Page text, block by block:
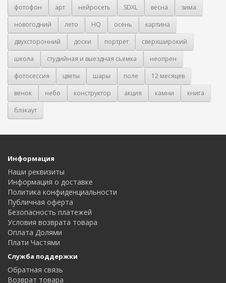
фотофон арт нейросеть SDXL весна
зима
новогодний
лето HQ осень
картина
двухсторонний
доски портрет
сверхширокий
школа
студийная и выездная сьемка
неопрен
фотосессия
цветы шары поле
12 месяцев
венок
небо конструктор акция камни
книга
блэкаут
Информация
Наши реквизиты
Информация о доставке
Политика конфиденциальности
Публичная оферта
Безопасность платежей
Условия возврата товара
Оплата Долями
Плати Частями
Служба поддержки
Обратная связь
Возврат товара